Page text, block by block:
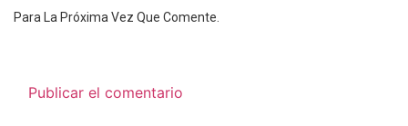
Para La Próxima Vez Que Comente.